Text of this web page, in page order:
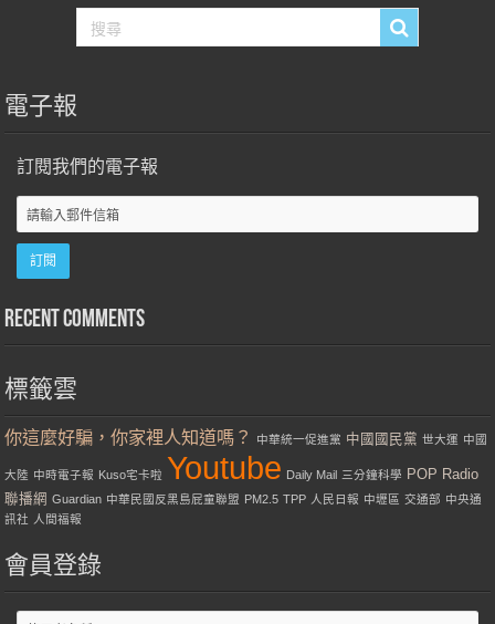
電子報
訂閱我們的電子報
Recent Comments
標籤雲
你這麼好騙，你家裡人知道嗎？ 中華統一促進黨 中國國民黨 世大運 中國
大陸 中時電子報 Kuso宅卡啦 Youtube Daily Mail 三分鐘科學 POP Radio
聯播網 Guardian 中華民國反黑島屁童聯盟 PM2.5 TPP 人民日報 中壢區 交通部 中央通
訊社 人間福報
會員登錄